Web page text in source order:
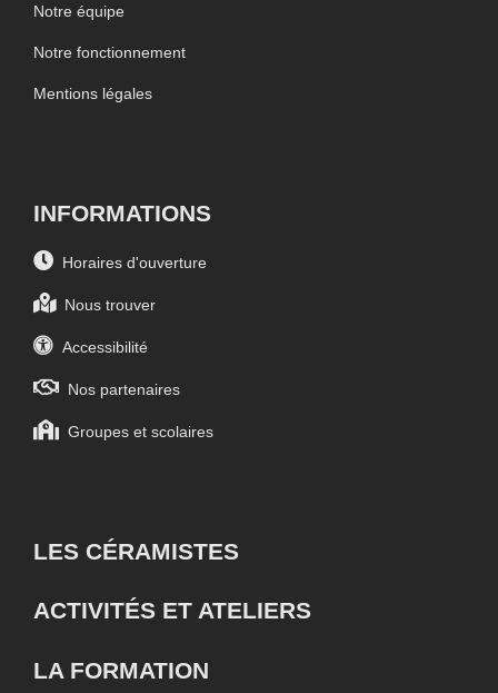
Notre équipe
Notre fonctionnement
Mentions légales
INFORMATIONS
Horaires d'ouverture
Nous trouver
Accessibilité
Nos partenaires
Groupes et scolaires
LES CÉRAMISTES
ACTIVITÉS ET ATELIERS
LA FORMATION